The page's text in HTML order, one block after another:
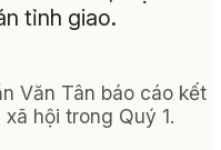
tỉnh giao.
Văn Tân báo cáo kết
hội trong Quý 1.